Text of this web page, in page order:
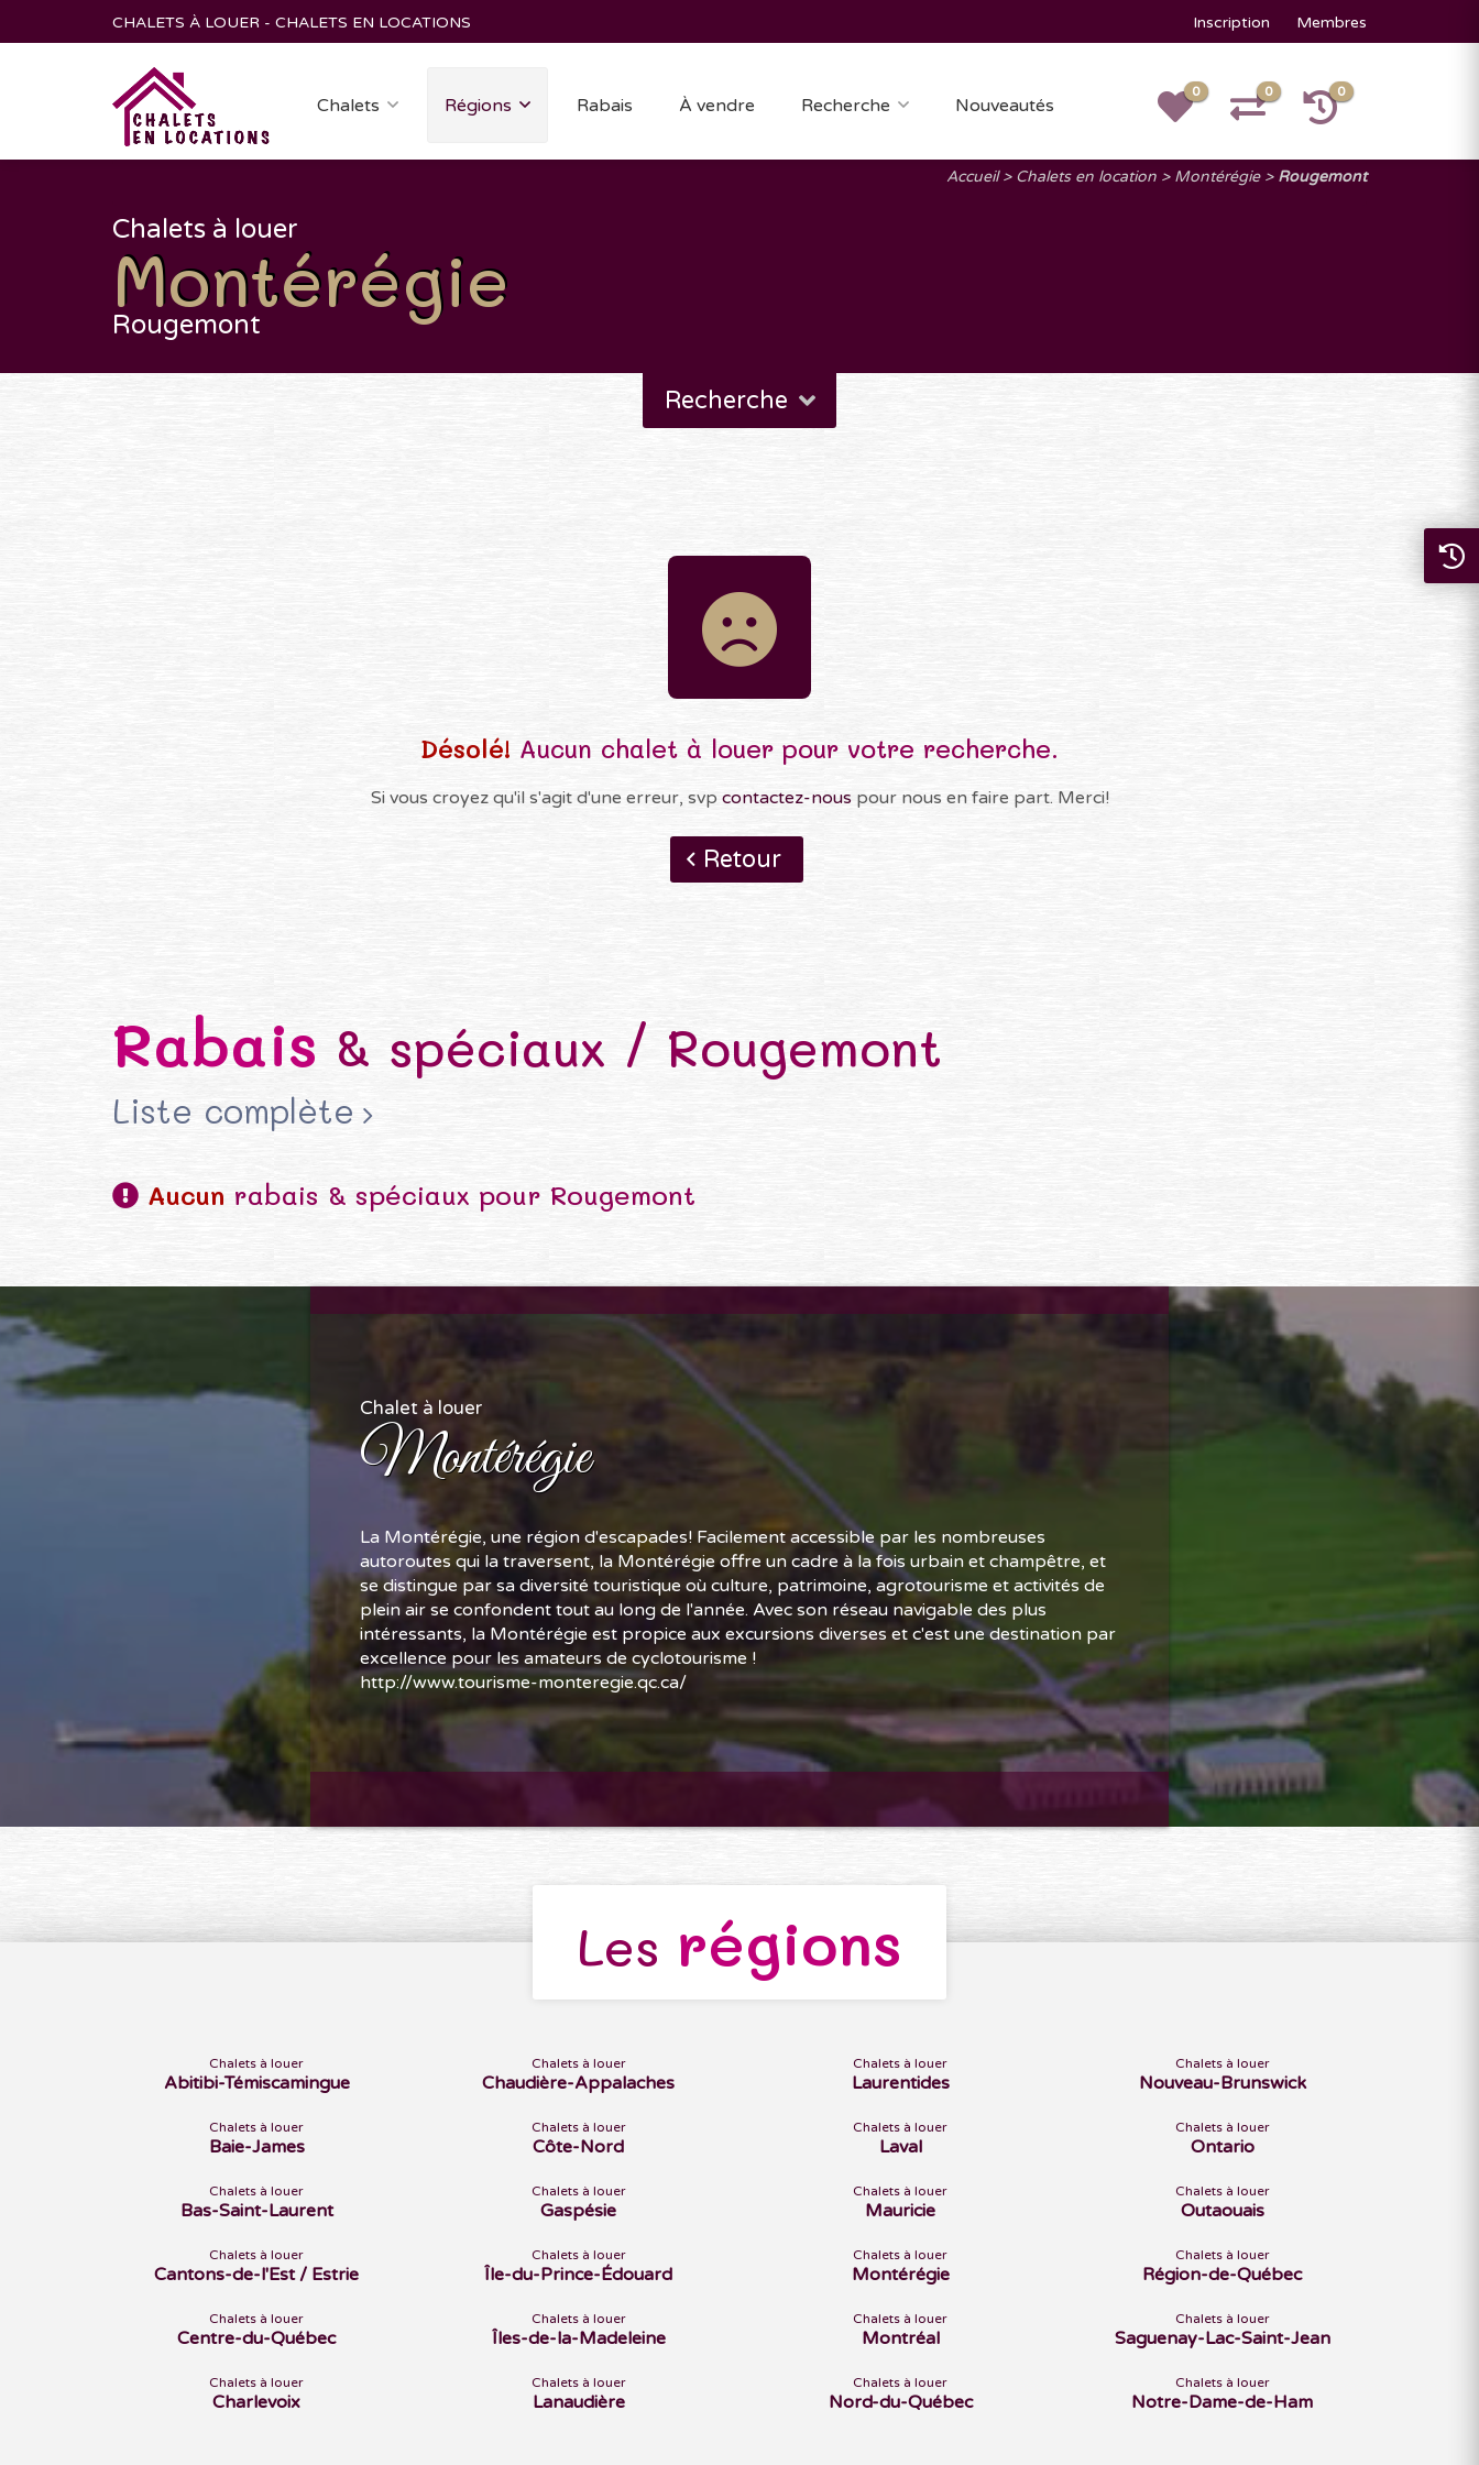
CHALETS À LOUER - CHALETS EN LOCATIONS Inscription Membres
Chalets Régions Rabais À vendre Recherche Nouveautés
0 0 0
Accueil Chalets en location Montérégie Rougemont
Chalets à louer
Montérégie
Rougemont
Recherche
Désolé! Aucun chalet à louer pour votre recherche.
Si vous croyez qu'il s'agit d'une erreur, svp contactez-nouspour nous en faire part. Merci!
Retour
Rabais & spéciaux / Rougemont
Liste complète
Aucun rabais & spéciaux pour Rougemont
Chalet à louer
Montérégie
La Montérégie, une région d'escapades! Facilement accessible par les nombreuses
autoroutes qui la traversent, la Montérégie offre un cadre à la fois urbain et champêtre, et
se distingue par sa diversité touristique où culture, patrimoine, agrotourisme et activités de
plein air se confondent tout au long de l'année. Avec son réseau navigable des plus
intéressants, la Montérégie est propice aux excursions diverses et c'est une destination par
excellence pour les amateurs de cyclotourisme !
http://www.tourisme-monteregie.qc.ca/
Les régions
Chalets à louer
Abitibi-Témiscamingue
Chalets à louer
Baie-James
Chalets à louer
Bas-Saint-Laurent
Chalets à louer
Cantons-de-l'Est / Estrie
Chalets à louer
Centre-du-Québec
Chalets à louer
Charlevoix
Chalets à louer
Chaudière-Appalaches
Chalets à louer
Côte-Nord
Chalets à louer
Gaspésie
Chalets à louer
Île-du-Prince-Édouard
Chalets à louer
Îles-de-la-Madeleine
Chalets à louer
Lanaudière
Chalets à louer
Laurentides
Chalets à louer
Laval
Chalets à louer
Mauricie
Chalets à louer
Montérégie
Chalets à louer
Montréal
Chalets à louer
Nord-du-Québec
Chalets à louer
Nouveau-Brunswick
Chalets à louer
Ontario
Chalets à louer
Outaouais
Chalets à louer
Région-de-Québec
Chalets à louer
Saguenay-Lac-Saint-Jean
Chalets à louer
Notre-Dame-de-Ham